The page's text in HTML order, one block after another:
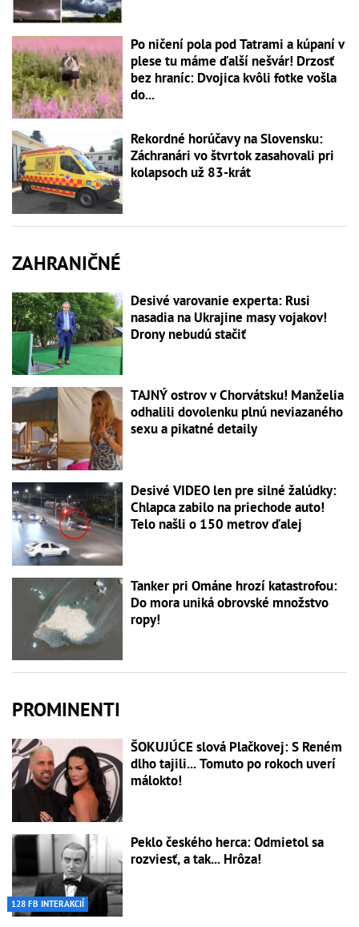
Po ničení pola pod Tatrami a kúpaní v
plese tu máme ďalší nešvár! Drzosť
bez hraníc: Dvojica kvôli fotke vošla
do...
Rekordné horúčavy na Slovensku:
Záchranári vo štvrtok zasahovali pri
kolapsoch už 83-krát
ZAHRANIČNÉ
Desivé varovanie experta: Rusi
nasadia na Ukrajine masy vojakov!
Drony nebudú stačiť
TAJNÝ ostrov v Chorvátsku! Manželia
odhalili dovolenku plnú neviazaného
sexu a pikatné detaily
Desivé VIDEO len pre silné žalúdky:
Chlapca zabilo na priechode auto!
Telo našli o 150 metrov ďalej
Tanker pri Ománe hrozí katastrofou:
Do mora uniká obrovské množstvo
ropy!
PROMINENTI
ŠOKUJÚCE slová Plačkovej: S Reném
dlho tajili... Tomuto po rokoch uverí
málokto!
128 FB INTERAKCIÍ
Peklo českého herca: Odmietol sa
rozviesť, a tak... Hrôza!